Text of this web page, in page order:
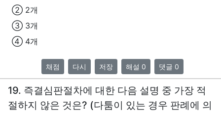
② 2개
③ 3개
④ 4개
채점 다시 저장 해설 0 댓글 0
19. 즉결심판절차에 대한 다음 설명 중 가장 적
절하지 않은 것은? (다툼이 있는 경우 판례에 의